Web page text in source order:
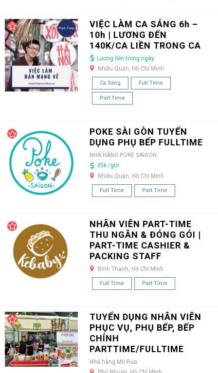
VIỆC LÀM CA SÁNG 6h –
10h | LƯƠNG ĐẾN
140K/CA LIỀN TRONG CA
Lương liền trong ngày
Nhiều Quận, Hồ Chí Minh
Ca Sáng Full Time
Part Time
POKE SÀI GÒN TUYỂN
DỤNG PHỤ BẾP FULLTIME
NHÀ HÀNG POKE SAIGON
35k /giờ
Nhiều Quận, Hồ Chí Minh
Full Time Part Time
NHÂN VIÊN PART-TIME
THU NGÂN & ĐÓNG GÓI |
PART-TIME CASHIER &
PACKING STAFF
Bình Thạnh, Hồ Chí Minh
Full Time Part Time
TUYỂN DỤNG NHÂN VIÊN
PHỤC VỤ, PHỤ BẾP, BẾP
CHÍNH
PARTTIME/FULLTIME
Nhà hàng Mô Rứa